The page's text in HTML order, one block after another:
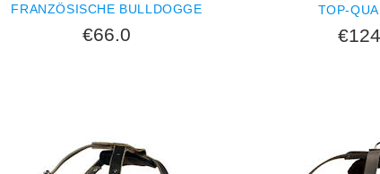
FRANZÖSISCHE BULLDOGGE
€66.0
TOP-